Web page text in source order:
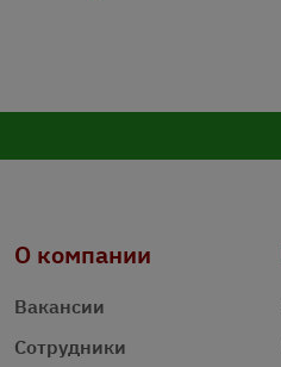
О компании
Вакансии
Сотрудники